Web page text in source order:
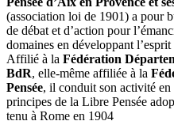
(association loi de 1901) a pour
de débat et d’action pour
domaines en développant
Affilié à la Fédération
BdR, elle-même affiliée à la
Pensée, il conduit son activité
principes de la Libre Pensée
tenu à Rome en 1904